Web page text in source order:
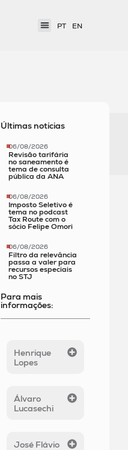
PT EN
Últimas notícias
06/08/2026
Revisão tarifária
no saneamento é
tema de consulta
pública da ANA
06/08/2026
Imposto Seletivo é
tema no podcast
Tax Route com o
sócio Felipe Omori
06/08/2026
Filtro da relevância
passa a valer para
recursos especiais
no STJ
Para mais
informações:
Henrique
Lopes
Álvaro
Lucasechi
José Flávio